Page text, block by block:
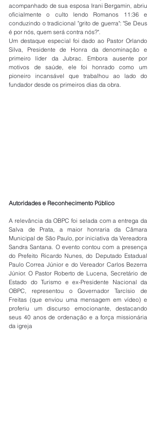
acompanhado de sua esposa Irani Bergamin, abriu
oficialmente o culto lendo Romanos 11:36 e
conduzindo o tradicional "grito de guerra": "Se Deus
é por nós, quem será contra nós?".
Um destaque especial foi dado ao Pastor Orlando
Silva, Presidente de Honra da denominação e
primeiro líder da Jubrac. Embora ausente por
motivos de saúde, ele foi honrado como um
pioneiro incansável que trabalhou ao lado do
fundador desde os primeiros dias da obra.
Autoridades e Reconhecimento Público
A relevância da OBPC foi selada com a entrega da
Salva de Prata, a maior honraria da Câmara
Municipal de São Paulo, por iniciativa da Vereadora
Sandra Santana. O evento contou com a presença
do Prefeito Ricardo Nunes, do Deputado Estadual
Paulo Correa Júnior e do Vereador Carlos Bezerra
Júnior. O Pastor Roberto de Lucena, Secretário de
Estado do Turismo e ex-Presidente Nacional da
OBPC, representou o Governador Tarcísio de
Freitas (que enviou uma mensagem em vídeo) e
proferiu um discurso emocionante, destacando
seus 40 anos de ordenação e a força missionária
da igreja